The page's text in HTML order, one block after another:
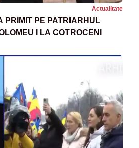
Actualitate
PRIMIT PE PATRIARHUL
I LA COTROCENI